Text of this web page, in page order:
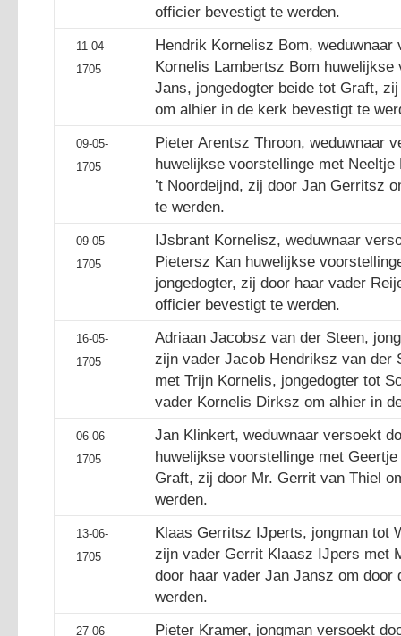
officier bevestigt te werden.
11-04-
1705
Hendrik Kornelisz Bom,
Kornelis Lambertsz Bom
Jans, jongedogter beide tot Graft,
om alhier in de kerk bevestigt te
09-05-
1705
Pieter Arentsz Throon, weduwnaar
huwelijkse voorstellinge met
’t Noordeijnd, zij door Jan Gerritsz
te werden.
09-05-
1705
IJsbrant Kornelisz, weduwnaar
Pietersz Kan huwelijkse
jongedogter, zij door haar vader
officier bevestigt te werden.
16-05-
1705
Adriaan Jacobsz van der Steen,
zijn vader Jacob Hendriksz van der
met Trijn Kornelis, jongedogter tot
vader Kornelis Dirksz om alhier in
06-06-
1705
Jan Klinkert, weduwnaar versoekt
huwelijkse voorstellinge met
Graft, zij door Mr. Gerrit van Thiel
werden.
13-06-
1705
Klaas Gerritsz IJperts, jongman tot
zijn vader Gerrit Klaasz IJpers met
door haar vader Jan Jansz om door
werden.
27-06-
Pieter Kramer, jongman versoekt